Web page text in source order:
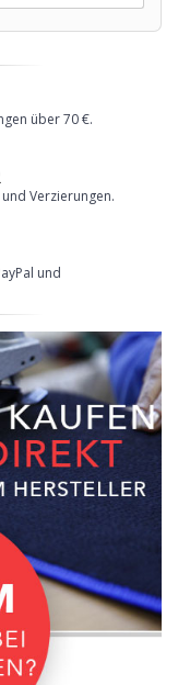
über 70 €.
Verzierungen.
und